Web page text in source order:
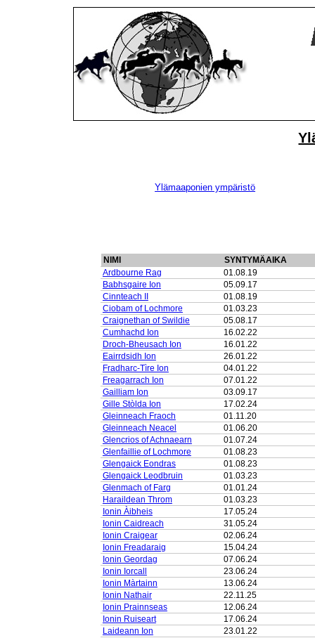
Ylämaaponien ympäristö
NIMI
SYNTYMÄAIKA
Ardbourne Rag
01.08.19
Babhsgaire Ion
05.09.17
Cinnteach II
01.08.19
Ciobam of Lochmore
01.03.23
Craignethan of Swildie
05.08.17
Cumhachd Ion
16.02.22
Droch-Bheusach Ion
16.01.22
Eairrdsidh Ion
26.01.22
Fradharc-Tìre Ion
04.01.22
Freagarrach Ion
07.01.22
Gailliam Ion
03.09.17
Gille Stòlda Ion
17.02.24
Gleinneach Fraoch
01.11.20
Gleinneach Neacel
01.06.20
Glencrios of Achnaearn
01.07.24
Glenfaillie of Lochmore
01.08.23
Glengaick Eondras
01.08.23
Glengaick Leodbruin
01.03.23
Glenmach of Farg
01.01.24
Haraildean Throm
01.03.23
Ionin Àibheis
17.05.24
Ionin Caidreach
31.05.24
Ionin Craigear
02.06.24
Ionin Freadaraig
15.04.24
Ionin Geordag
07.06.24
Ionin Iorcall
23.06.24
Ionin Màrtainn
13.06.24
Ionin Nathair
22.11.25
Ionin Prainnseas
12.06.24
Ionin Ruiseart
17.06.24
Laideann Ion
23.01.22